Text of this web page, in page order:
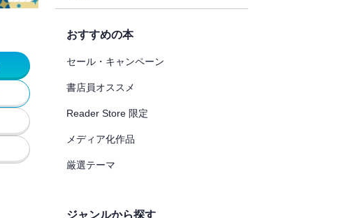
おすすめの本
セール・キャンペーン
書店員オススメ
Reader Store 限定
メディア化作品
厳選テーマ
ジャンルから探す